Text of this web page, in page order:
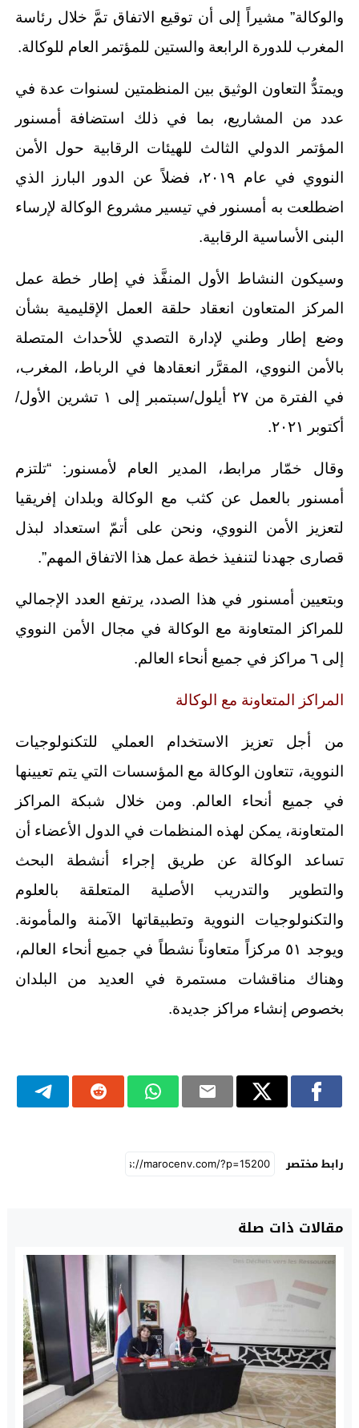
والوكالة” مشيراً إلى أن توقيع الاتفاق تمَّ خلال رئاسة
المغرب للدورة الرابعة والستين للمؤتمر العام للوكالة.
ويمتدُّ التعاون الوثيق بين المنظمتين لسنوات عدة في
عدد من المشاريع، بما في ذلك استضافة أمسنور
المؤتمر الدولي الثالث للهيئات الرقابية حول الأمن
النووي في عام ٢٠١٩، فضلاً عن الدور البارز الذي
اضطلعت به أمسنور في تيسير مشروع الوكالة لإرساء
البنى الأساسية الرقابية.
وسيكون النشاط الأول المنفَّذ في إطار خطة عمل
المركز المتعاون انعقاد حلقة العمل الإقليمية بشأن
وضع إطار وطني لإدارة التصدي للأحداث المتصلة
بالأمن النووي، المقرَّر انعقادها في الرباط، المغرب،
في الفترة من ٢٧ أيلول/سبتمبر إلى ١ تشرين الأول/
أكتوبر ٢٠٢١.
وقال خمّار مرابط، المدير العام لأمسنور: “تلتزم
أمسنور بالعمل عن كثب مع الوكالة وبلدان إفريقيا
لتعزيز الأمن النووي، ونحن على أتمّ استعداد لبذل
قصارى جهدنا لتنفيذ خطة عمل هذا الاتفاق المهم”.
وبتعيين أمسنور في هذا الصدد، يرتفع العدد الإجمالي
للمراكز المتعاونة مع الوكالة في مجال الأمن النووي
إلى ٦ مراكز في جميع أنحاء العالم.
المراكز المتعاونة مع الوكالة
من أجل تعزيز الاستخدام العملي للتكنولوجيات
النووية، تتعاون الوكالة مع المؤسسات التي يتم تعيينها
في جميع أنحاء العالم. ومن خلال شبكة المراكز
المتعاونة، يمكن لهذه المنظمات في الدول الأعضاء أن
تساعد الوكالة عن طريق إجراء أنشطة البحث
والتطوير والتدريب الأصلية المتعلقة بالعلوم
والتكنولوجيات النووية وتطبيقاتها الآمنة والمأمونة.
ويوجد ٥١ مركزاً متعاوناً نشطاً في جميع أنحاء العالم،
وهناك مناقشات مستمرة في العديد من البلدان
بخصوص إنشاء مراكز جديدة.
رابط مختصر
مقالات ذات صلة